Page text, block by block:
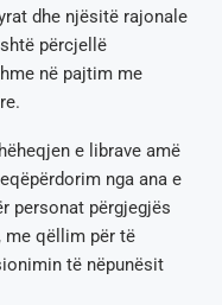
dhe njësitë rajonale
përcjellë
në pajtim me
e librave amë
nga ana e
personat përgjegjës
me qëllim për të
të nëpunësit